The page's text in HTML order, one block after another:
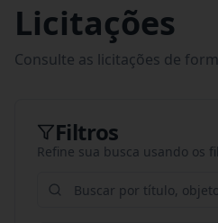
Licitações
Consulte as licitações de
Filtros
Refine sua busca usando os